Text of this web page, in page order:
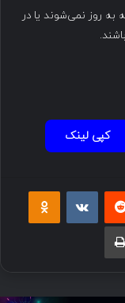
به روز نمی‌شوند یا در
کپی لینک
چاپ